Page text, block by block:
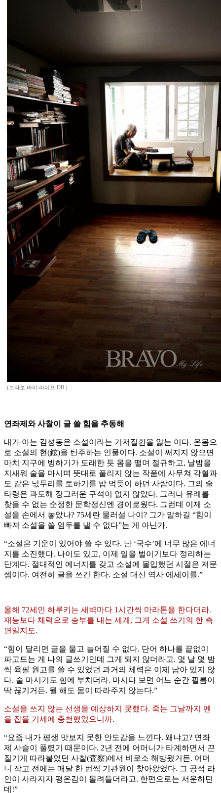
(브라보 마이 라이프 DB )
연좌제와 사찰이 글 쓸 힘을 추동해
내가 아는 김성동은 소설이라는 기저질환을 앓는 이다. 온몸으
로 소설의 현(鉉)을 탄주하는 인물이다. 소설이 써지지 않으면
마치 지구에 빙하기가 도래한 듯 몸을 떨며 절규하고, 날밤을
지새워 술을 마시며 뜻대로 풀리지 않는 작품에 사무쳐 각혈과
도 같은 넋두리를 토하기를 밥 먹듯이 하던 사람이다. 그의 술
타령은 과도해 징그러운 구석이 없지 않았다. 그러나 유례를
찾을 수 없는 순정한 문학정신엔 경이로웠다. 그런데 이제 소
설을 손에서 놓았나? 75세란 물러설 나이? 그가 말하길 “힘이
빠져 소설을 쓸 엄두를 낼 수 없다”는 게 아닌가.
“소설은 기운이 있어야 쓸 수 있다. 난 ‘국수’에 너무 많은 에너
지를 소진했다. 나이도 있고, 이제 일을 벌이기보다 정리하는
단계다. 절대적인 에너지를 갖고 소설에 몰입했던 시절은 저문
셈이다. 여전히 글을 쓰긴 한다. 소설 대신 역사 에세이를.”
올해 72세인 하루키는 새벽마다 1시간씩 마라톤을 한다더라.
재능보다 체력으로 승부를 내는 세계, 그게 소설 쓰기의 한 측
면일지도.
“힘이 달리면 글을 물고 늘어질 수 없다. 단어 하나를 끝없이
파고드는 게 나의 글쓰기인데 그게 되지 않더라고. 몇 날 몇 밤
씩 육필 원고를 쓸 수 있었던 과거의 체력은 이제 남아 있지 않
다. 술 마시기도 힘에 부치더라. 마시다 보면 어느 순간 필름이
딱 끊기거든. 뭘 해도 몸이 따라주지 않는다.”
소설을 쓰지 않는 선생을 예상하지 못했다. 죽는 그날까지 펜
을 잡을 기세에 충천했었으니까.
“요즘 내가 평생 맛보지 못한 안도감을 느낀다. 왜냐고? 연좌
제 사슬이 풀렸기 때문이다. 2년 전에 어머니가 타계하면서 끈
질기게 따라붙었던 사찰(査察)에서 비로소 해방됐거든. 어머
니 작고 전에는 매달 한 번씩 기관원이 찾아왔었다. 그 공적 라
인이 사라지자 평온감이 몰려들더라고. 한편으로는 서운하던
데!”